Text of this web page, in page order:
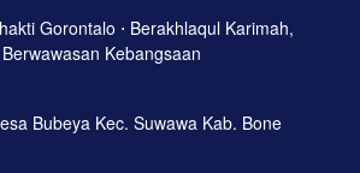
Gorontalo ⋅ Berakhlaqul Karimah,
Kebangsaan
Bubeya Kec. Suwawa Kab. Bone